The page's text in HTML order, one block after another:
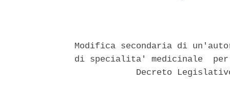
Modifica secondaria di
di specialita' medicinale
Decreto